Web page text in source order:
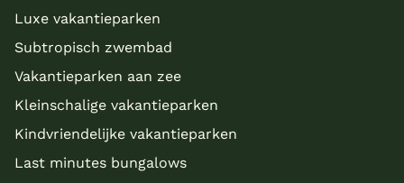
Luxe vakantieparken
Subtropisch zwembad
Vakantieparken aan zee
Kleinschalige vakantieparken
Kindvriendelijke vakantieparken
Last minutes bungalows